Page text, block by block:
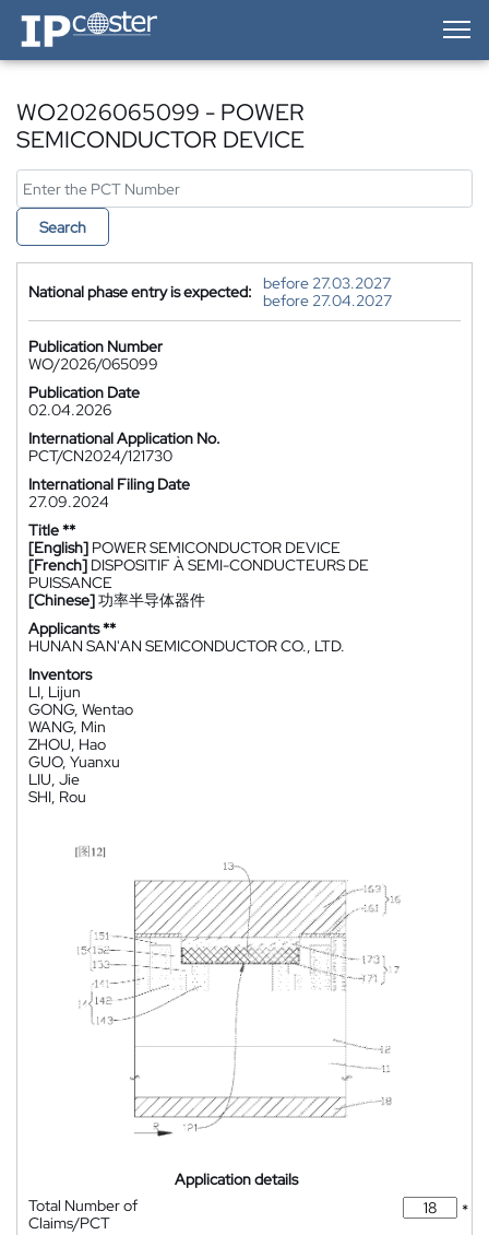
IP-Coster — Home
WO2026065099 - POWER
SEMICONDUCTOR DEVICE
Search
National phase entry is expected:
before 27.03.2027
before 27.04.2027
Publication Number
WO/2026/065099
Publication Date
02.04.2026
International Application No.
PCT/CN2024/121730
International Filing Date
27.09.2024
Title **
[English] POWER SEMICONDUCTOR DEVICE
[French] DISPOSITIF À SEMI-CONDUCTEURS DE
PUISSANCE
[Chinese]功率半导体器件
Applicants **
HUNAN SAN'AN SEMICONDUCTOR CO., LTD.
Inventors
LI, Lijun
GONG, Wentao
WANG, Min
ZHOU, Hao
GUO, Yuanxu
LIU, Jie
SHI, Rou
Application details
Total Number of
Claims/PCT
*